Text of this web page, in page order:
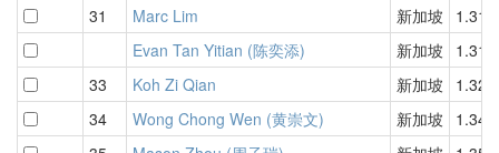
31
Marc Lim 新加坡
1.31
Evan Tan Yitian (陈奕添)
新加坡
1.31
33
Koh Zi Qian 新加坡
1.32
34
Wong Chong Wen (黄崇文) 新加坡
1.34